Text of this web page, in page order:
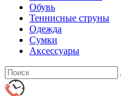
Обувь
Теннисные струны
Одежда
Сумки
Аксессуары